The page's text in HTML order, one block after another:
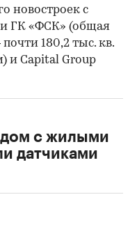
новостроек с
ГК «ФСК» (общая
180,2 тыс. кв.
и Capital Group
с жилыми
датчиками